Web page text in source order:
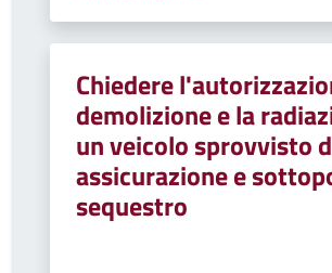
Chiedere
demolizione e la
un veicolo sprovvisto
assicurazione e
sequestro